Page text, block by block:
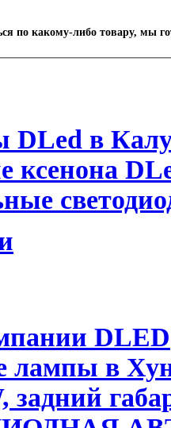
по какому-либо товару, мы
в
ксенона
DLED
лампы в